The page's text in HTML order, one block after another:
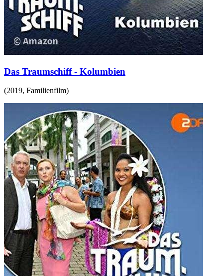
Das Traumschiff - Kolumbien
(2019, Familienfilm)